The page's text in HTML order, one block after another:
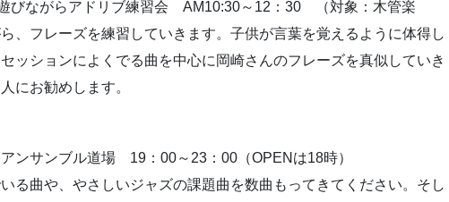
びながらアドリブ練習会 AM10:30～12：30 （対象：木管楽
、フレーズを練習していきます。子供が言葉を覚えるように体得し
ッションによくでる曲を中心に岡崎さんのフレーズを真似していき
にお勧めします。
ンサンブル道場 19：00～23：00（OPENは18時）
る曲や、やさしいジャズの課題曲を数曲もってきてください。そし